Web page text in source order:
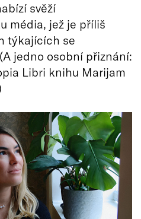
svěží
média, jež je příliš
týkajících se
jedno osobní přiznání:
Libri knihu Marijam